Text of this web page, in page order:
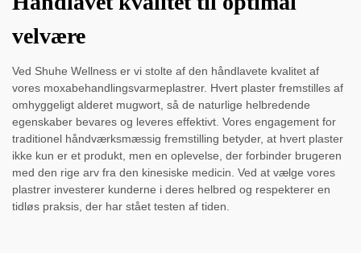
velvære
Ved Shuhe Wellness er vi stolte af den håndlavete kvalitet af
vores moxabehandlingsvarmeplastrer. Hvert plaster fremstilles af
omhyggeligt alderet mugwort, så de naturlige helbredende
egenskaber bevares og leveres effektivt. Vores engagement for
traditionel håndværksmæssig fremstilling betyder, at hvert plaster
ikke kun er et produkt, men en oplevelse, der forbinder brugeren
med den rige arv fra den kinesiske medicin. Ved at vælge vores
plastrer investerer kunderne i deres helbred og respekterer en
tidløs praksis, der har stået testen af tiden.